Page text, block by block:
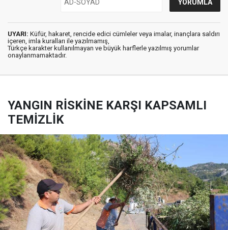
UYARI: Küfür, hakaret, rencide edici cümleler veya imalar, inançlara saldırı
içeren, imla kuralları ile yazılmamış,
Türkçe karakter kullanılmayan ve büyük harflerle yazılmış yorumlar
onaylanmamaktadır.
YANGIN RİSKİNE KARŞI KAPSAMLI
TEMİZLİK